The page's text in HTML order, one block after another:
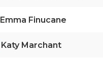
Emma Finucane
Katy Marchant